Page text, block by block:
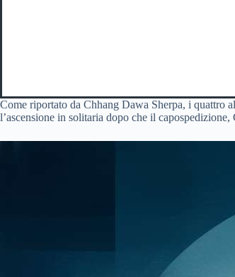
Come riportato da Chhang Dawa Sherpa, i quattro
l’ascensione in solitaria dopo che il